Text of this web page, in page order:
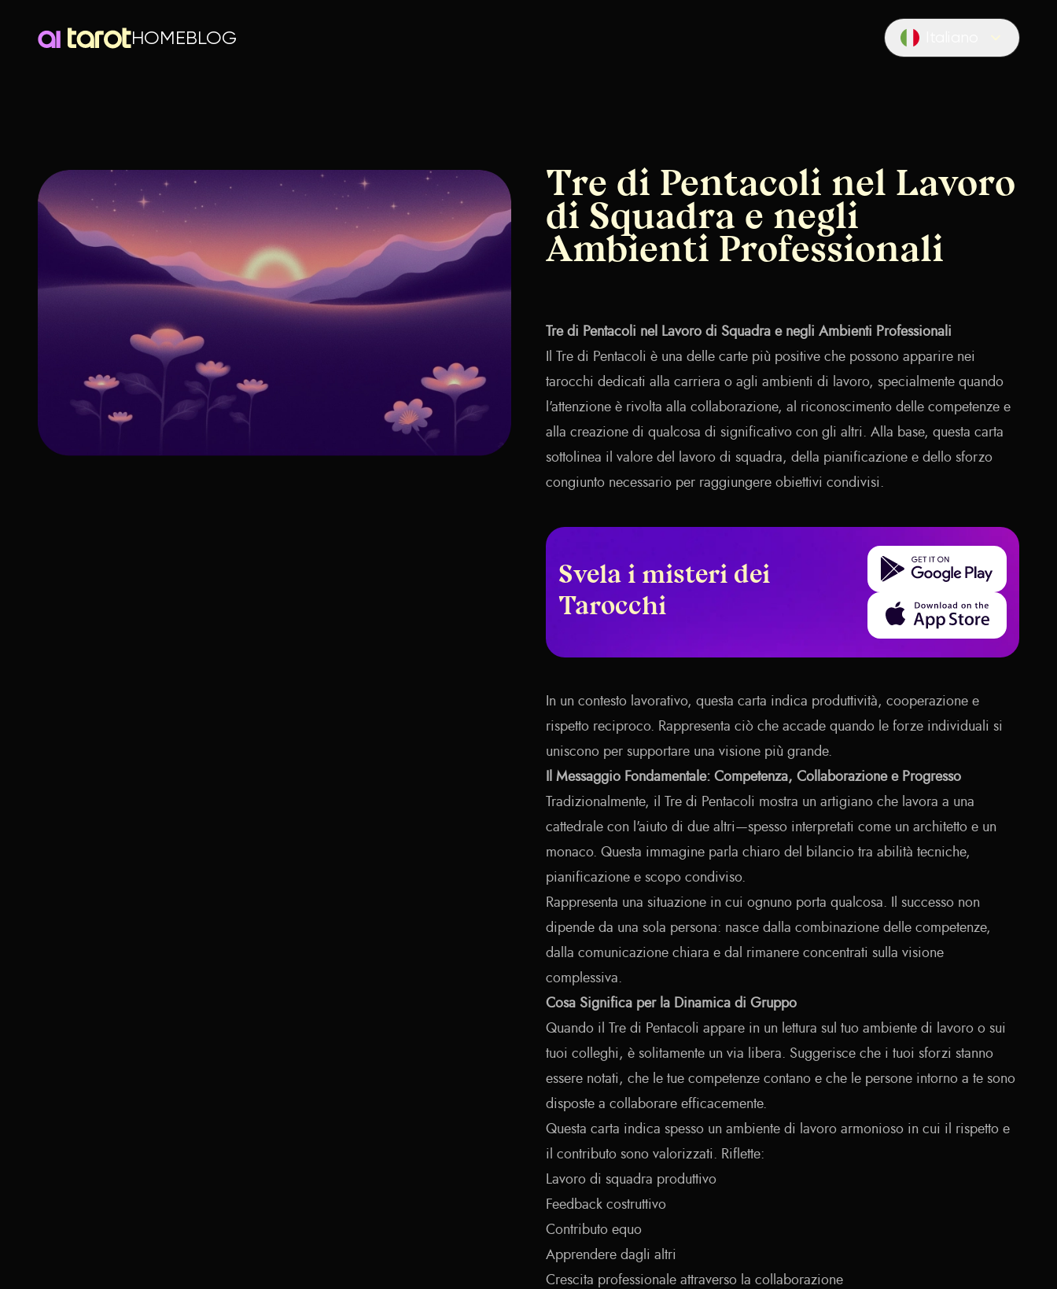
HOMEBLOG Locale switcher
Tre di Pentacoli nel Lavoro
di Squadra e negli
Ambienti Professionali
Tre di Pentacoli nel Lavoro di Squadra e negli Ambienti Professionali
Il Tre di Pentacoli è una delle carte più positive che possono apparire nei
tarocchi dedicati alla carriera o agli ambienti di lavoro, specialmente quando
l'attenzione è rivolta alla collaborazione, al riconoscimento delle competenze e
alla creazione di qualcosa di significativo con gli altri. Alla base, questa carta
sottolinea il valore del lavoro di squadra, della pianificazione e dello sforzo
congiunto necessario per raggiungere obiettivi condivisi.
Svela i misteri dei
Tarocchi
Get it on Google Play
Download on the App Store
In un contesto lavorativo, questa carta indica produttività, cooperazione e
rispetto reciproco. Rappresenta ciò che accade quando le forze individuali si
uniscono per supportare una visione più grande.
Il Messaggio Fondamentale: Competenza, Collaborazione e Progresso
Tradizionalmente, il Tre di Pentacoli mostra un artigiano che lavora a una
cattedrale con l'aiuto di due altri—spesso interpretati come un architetto e un
monaco. Questa immagine parla chiaro del bilancio tra abilità tecniche,
pianificazione e scopo condiviso.
Rappresenta una situazione in cui ognuno porta qualcosa. Il successo non
dipende da una sola persona: nasce dalla combinazione delle competenze,
dalla comunicazione chiara e dal rimanere concentrati sulla visione
complessiva.
Cosa Significa per la Dinamica di Gruppo
Quando il Tre di Pentacoli appare in un lettura sul tuo ambiente di lavoro o sui
tuoi colleghi, è solitamente un via libera. Suggerisce che i tuoi sforzi stanno
essere notati, che le tue competenze contano e che le persone intorno a te sono
disposte a collaborare efficacemente.
Questa carta indica spesso un ambiente di lavoro armonioso in cui il rispetto e
il contributo sono valorizzati. Riflette:
Lavoro di squadra produttivo
Feedback costruttivo
Contributo equo
Apprendere dagli altri
Crescita professionale attraverso la collaborazione